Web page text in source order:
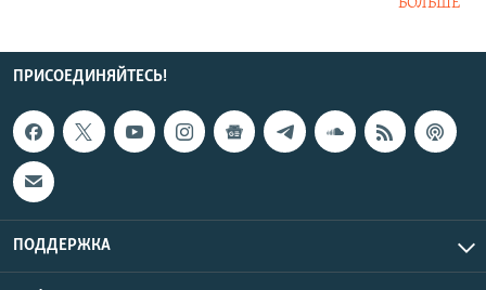
БОЛЬШЕ
ПРИСОЕДИНЯЙТЕСЬ!
ПОДДЕРЖКА